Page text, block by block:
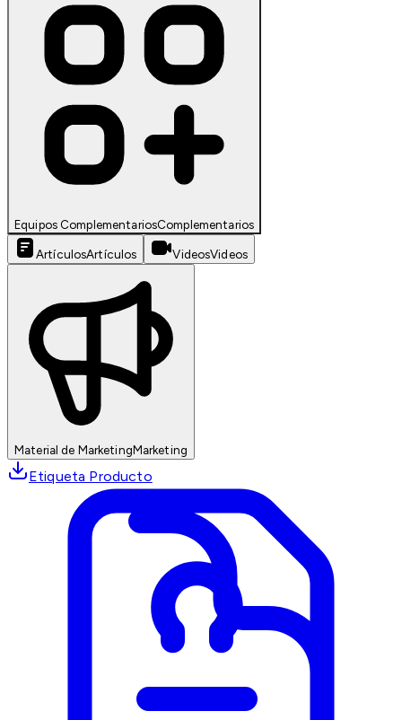
Equipos ComplementariosComplementarios
ArtículosArtículos VideosVideos
Material de MarketingMarketing
Etiqueta Producto